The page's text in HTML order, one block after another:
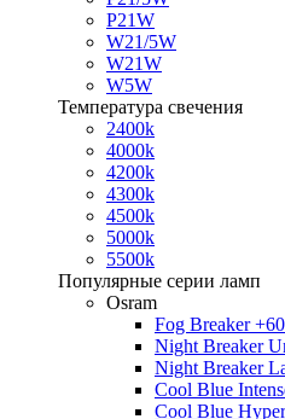
P21W
W21/5W
W21W
W5W
Температура свечения
2400k
4000k
4200k
4300k
4500k
5000k
5500k
Популярные серии ламп
Osram
Fog Breaker
Night Breaker
Night Breaker
Cool Blue
Cool Blue Hyper